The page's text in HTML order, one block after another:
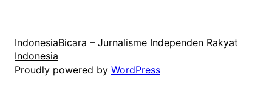
IndonesiaBicara – Jurnalisme Independen Rakyat
Indonesia
Proudly powered by WordPress